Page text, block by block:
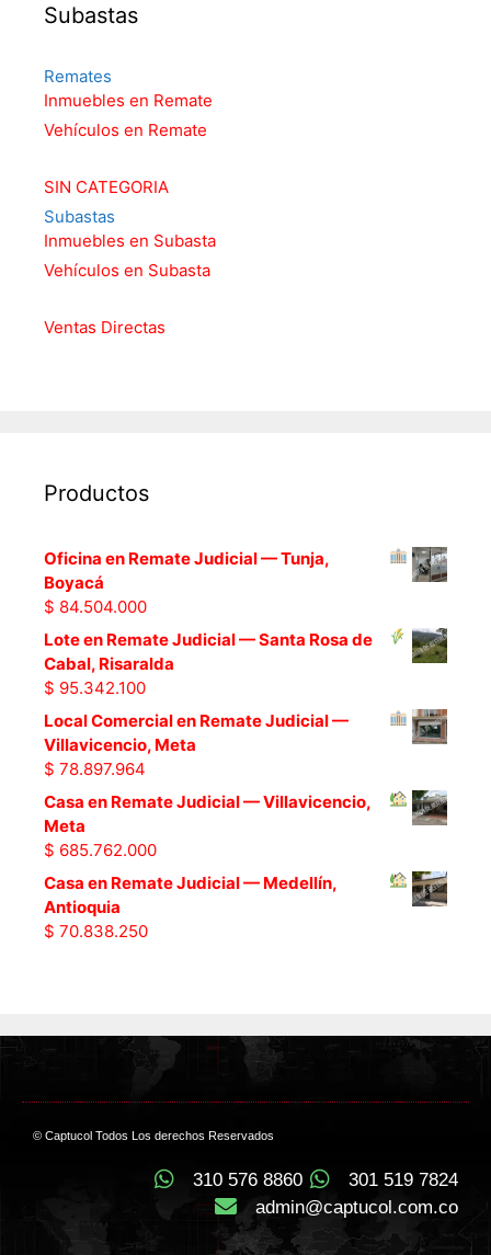
Subastas
Remates
Inmuebles en Remate
Vehículos en Remate
SIN CATEGORIA
Subastas
Inmuebles en Subasta
Vehículos en Subasta
Ventas Directas
Productos
Oficina en Remate Judicial — Tunja,
Boyacá
$ 84.504.000
Lote en Remate Judicial — Santa Rosa de
Cabal, Risaralda
$ 95.342.100
Local Comercial en Remate Judicial —
Villavicencio, Meta
$ 78.897.964
Casa en Remate Judicial — Villavicencio,
Meta
$ 685.762.000
Casa en Remate Judicial — Medellín,
Antioquia
$ 70.838.250
© Captucol Todos Los derechos Reservados
310 576 8860
301 519 7824
admin@captucol.com.co